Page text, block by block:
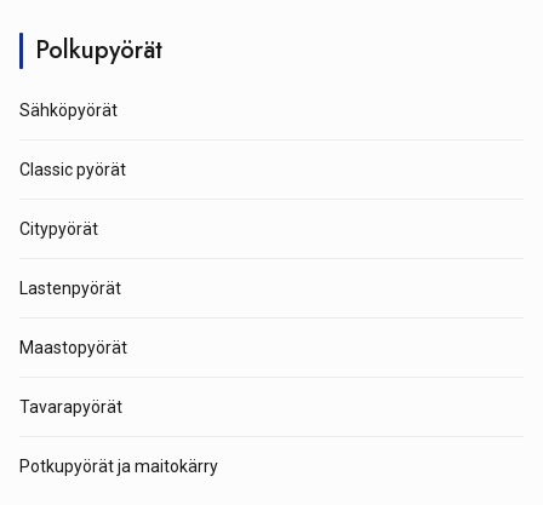
Polkupyörät
Sähköpyörät
Classic pyörät
Citypyörät
Lastenpyörät
Maastopyörät
Tavarapyörät
Potkupyörät ja maitokärry